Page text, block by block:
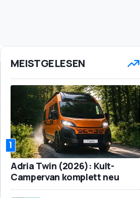
MEISTGELESEN
1
Adria Twin (2026): Kult-
Campervan komplett neu